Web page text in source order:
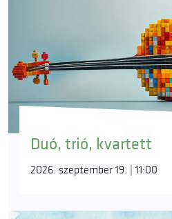
Duó, trió, kvartett
2026. szeptember 19. | 11:00